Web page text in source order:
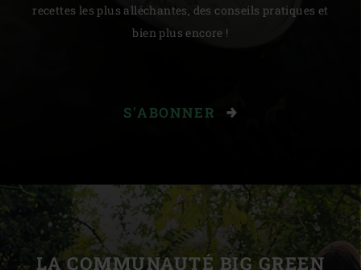
recettes les plus alléchantes, des conseils pratiques et
bien plus encore !
S'ABONNER
LA COMMUNAUTÉ BIG GREEN